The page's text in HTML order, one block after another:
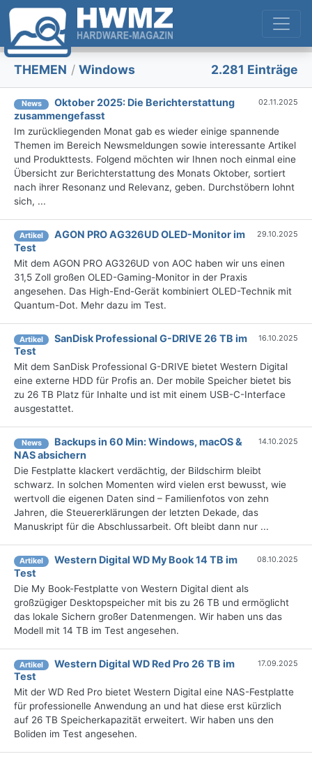
THEMEN / Windows 2.281 Einträge
News
Oktober 2025: Die Bericht­erstattung
zusammengefasst
02.11.2025
Im zurückliegenden Monat gab es wieder einige spannende
Themen im Bereich Newsmeldungen sowie interessante Artikel
und Produkttests. Folgend möchten wir Ihnen noch einmal eine
Übersicht zur Berichterstattung des Monats Oktober, sortiert
nach ihrer Resonanz und Relevanz, geben. Durchstöbern lohnt
sich, ...
Artikel
AGON PRO AG326UD OLED-Monitor im
Test
29.10.2025
Mit dem AGON PRO AG326UD von AOC haben wir uns einen
31,5 Zoll großen OLED-Gaming-Monitor in der Praxis
angesehen. Das High-End-Gerät kombiniert OLED-Technik mit
Quantum-Dot. Mehr dazu im Test.
Artikel
SanDisk Professional G-DRIVE 26 TB im
Test
16.10.2025
Mit dem SanDisk Professional G-DRIVE bietet Western Digital
eine externe HDD für Profis an. Der mobile Speicher bietet bis
zu 26 TB Platz für Inhalte und ist mit einem USB-C-Interface
ausgestattet.
News
Backups in 60 Min: Windows, macOS &
NAS absichern
14.10.2025
Die Festplatte klackert verdächtig, der Bildschirm bleibt
schwarz. In solchen Momenten wird vielen erst bewusst, wie
wertvoll die eigenen Daten sind – Familienfotos von zehn
Jahren, die Steuererklärungen der letzten Dekade, das
Manuskript für die Abschlussarbeit. Oft bleibt dann nur ...
Artikel
Western Digital WD My Book 14 TB im
Test
08.10.2025
Die My Book-Festplatte von Western Digital dient als
großzügiger Desktopspeicher mit bis zu 26 TB und ermöglicht
das lokale Sichern großer Datenmengen. Wir haben uns das
Modell mit 14 TB im Test angesehen.
Artikel
Western Digital WD Red Pro 26 TB im
Test
17.09.2025
Mit der WD Red Pro bietet Western Digital eine NAS-Festplatte
für professionelle Anwendung an und hat diese erst kürzlich
auf 26 TB Speicherkapazität erweitert. Wir haben uns den
Boliden im Test angesehen.